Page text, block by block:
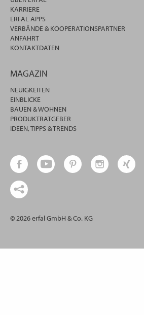
KARRIERE
ERFAL APPS
VERBÄNDE & KOOPERATIONSPARTNER
ANFAHRT
KONTAKTDATEN
MAGAZIN
NEUIGKEITEN
EINBLICKE
BAUEN & WOHNEN
PRODUKTRATGEBER
IDEEN, TIPPS & TRENDS
© 2026 erfal GmbH & Co. KG